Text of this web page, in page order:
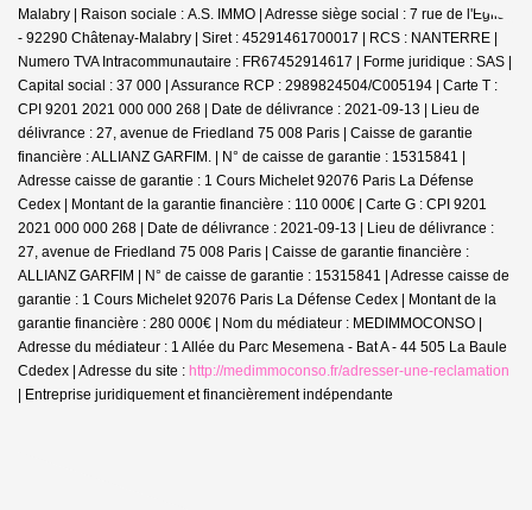
Malabry | Raison sociale : A.S. IMMO | Adresse siège social : 7 rue de l'Église
- 92290 Châtenay-Malabry | Siret : 45291461700017 | RCS : NANTERRE |
Numero TVA Intracommunautaire : FR67452914617 | Forme juridique : SAS |
Capital social : 37 000 | Assurance RCP : 2989824504/C005194 | Carte T :
CPI 9201 2021 000 000 268 | Date de délivrance : 2021-09-13 | Lieu de
délivrance : 27, avenue de Friedland 75 008 Paris | Caisse de garantie
financière : ALLIANZ GARFIM. | N° de caisse de garantie : 15315841 |
Adresse caisse de garantie : 1 Cours Michelet 92076 Paris La Défense
Cedex | Montant de la garantie financière : 110 000€ | Carte G : CPI 9201
2021 000 000 268 | Date de délivrance : 2021-09-13 | Lieu de délivrance :
27, avenue de Friedland 75 008 Paris | Caisse de garantie financière :
ALLIANZ GARFIM | N° de caisse de garantie : 15315841 | Adresse caisse de
garantie : 1 Cours Michelet 92076 Paris La Défense Cedex | Montant de la
garantie financière : 280 000€ | Nom du médiateur : MEDIMMOCONSO |
Adresse du médiateur : 1 Allée du Parc Mesemena - Bat A - 44 505 La Baule
Cdedex | Adresse du site : http://medimmoconso.fr/adresser-une-reclamation
| Entreprise juridiquement et financièrement indépendante